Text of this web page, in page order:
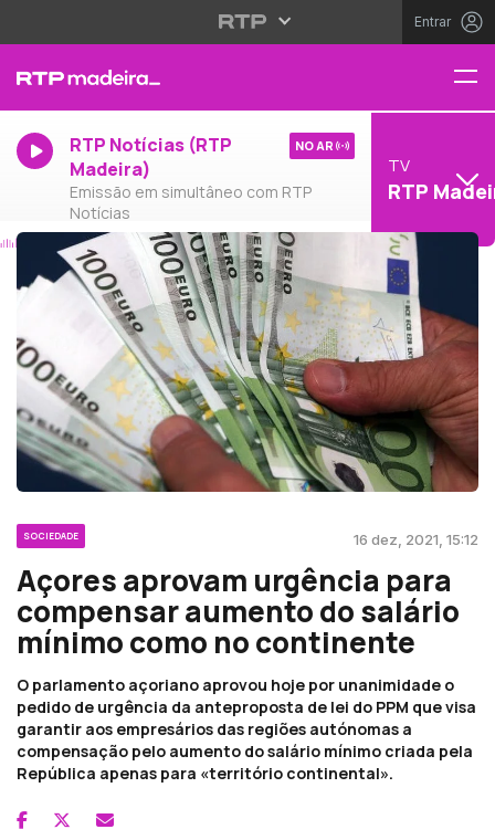
Entrar
RTP Notícias (RTP
Madeira)
Emissão em simultâneo com RTP
Notícias
NO AR
TV
RTP
SOCIEDADE 16 dez, 2021, 15:12
Açores aprovam urgência para
compensar aumento do salário
mínimo como no continente
O parlamento açoriano aprovou hoje por unanimidade o
pedido de urgência da anteproposta de lei do PPM que visa
garantir aos empresários das regiões autónomas a
compensação pelo aumento do salário mínimo criada pela
República apenas para «território continental».